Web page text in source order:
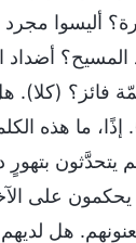
أليسوا
أضداد
فائز؟ (كلا).
إذًا، ما هذه
يتحدَّثون
يحكمون على
هل